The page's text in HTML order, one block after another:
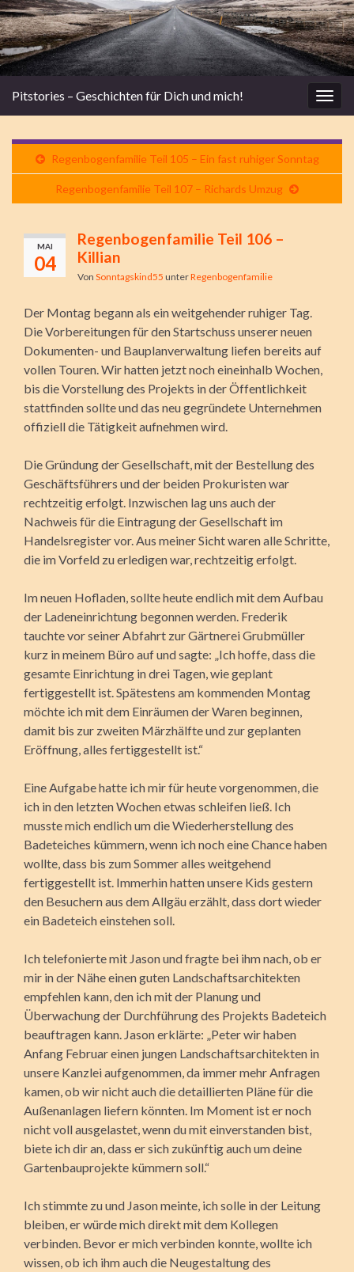
Pitstories – Geschichten für Dich und mich!
Regenbogenfamilie Teil 105 – Ein fast ruhiger Sonntag
Regenbogenfamilie Teil 107 – Richards Umzug
MAI
04
Regenbogenfamilie Teil 106 –
Killian
Von Sonntagskind55 unterRegenbogenfamilie
Der Montag begann als ein weitgehender ruhiger Tag.
Die Vorbereitungen für den Startschuss unserer neuen
Dokumenten- und Bauplanverwaltung liefen bereits auf
vollen Touren. Wir hatten jetzt noch eineinhalb Wochen,
bis die Vorstellung des Projekts in der Öffentlichkeit
stattfinden sollte und das neu gegründete Unternehmen
offiziell die Tätigkeit aufnehmen wird.
Die Gründung der Gesellschaft, mit der Bestellung des
Geschäftsführers und der beiden Prokuristen war
rechtzeitig erfolgt. Inzwischen lag uns auch der
Nachweis für die Eintragung der Gesellschaft im
Handelsregister vor. Aus meiner Sicht waren alle Schritte,
die im Vorfeld zu erledigen war, rechtzeitig erfolgt.
Im neuen Hofladen, sollte heute endlich mit dem Aufbau
der Ladeneinrichtung begonnen werden. Frederik
tauchte vor seiner Abfahrt zur Gärtnerei Grubmüller
kurz in meinem Büro auf und sagte: „Ich hoffe, dass die
gesamte Einrichtung in drei Tagen, wie geplant
fertiggestellt ist. Spätestens am kommenden Montag
möchte ich mit dem Einräumen der Waren beginnen,
damit bis zur zweiten Märzhälfte und zur geplanten
Eröffnung, alles fertiggestellt ist.“
Eine Aufgabe hatte ich mir für heute vorgenommen, die
ich in den letzten Wochen etwas schleifen ließ. Ich
musste mich endlich um die Wiederherstellung des
Badeteiches kümmern, wenn ich noch eine Chance haben
wollte, dass bis zum Sommer alles weitgehend
fertiggestellt ist. Immerhin hatten unsere Kids gestern
den Besuchern aus dem Allgäu erzählt, dass dort wieder
ein Badeteich einstehen soll.
Ich telefonierte mit Jason und fragte bei ihm nach, ob er
mir in der Nähe einen guten Landschaftsarchitekten
empfehlen kann, den ich mit der Planung und
Überwachung der Durchführung des Projekts Badeteich
beauftragen kann. Jason erklärte: „Peter wir haben
Anfang Februar einen jungen Landschaftsarchitekten in
unsere Kanzlei aufgenommen, da immer mehr Anfragen
kamen, ob wir nicht auch die detaillierten Pläne für die
Außenanlagen liefern könnten. Im Moment ist er noch
nicht voll ausgelastet, wenn du mit einverstanden bist,
biete ich dir an, dass er sich zukünftig auch um deine
Gartenbauprojekte kümmern soll.“
Ich stimmte zu und Jason meinte, ich solle in der Leitung
bleiben, er würde mich direkt mit dem Kollegen
verbinden. Bevor er mich verbinden konnte, wollte ich
wissen, ob ich ihm auch die Neugestaltung des